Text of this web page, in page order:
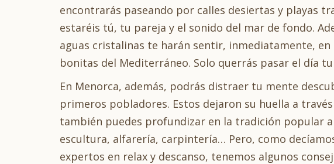
encontrarás paseando por calles desiertas y playas
estaréis tú, tu pareja y el sonido del mar de fondo.
aguas cristalinas te harán sentir, inmediatamente, en
bonitas del Mediterráneo. Solo querrás pasar el día
En Menorca, además, podrás distraer tu mente
primeros pobladores. Estos dejaron su huella a
también puedes profundizar en la tradición popular
escultura, alfarería, carpintería… Pero, como
expertos en relax y descanso, tenemos algunos